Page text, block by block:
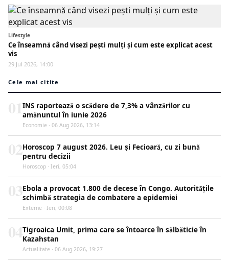
Lifestyle
Ce înseamnă când visezi pești mulți și cum este explicat acest
vis
29 Jul 2026, 14:00
Cele mai citite
INS raportează o scădere de 7,3% a vânzărilor cu
amănuntul în iunie 2026
Economie · 06 Aug 2026, 13:14
Horoscop 7 august 2026. Leu și Fecioară, cu zi bună
pentru decizii
Horoscop · Ieri, 05:04
Ebola a provocat 1.800 de decese în Congo. Autoritățile
schimbă strategia de combatere a epidemiei
Externe · Ieri, 00:08
Tigroaica Umit, prima care se întoarce în sălbăticie în
Kazahstan
Actualitate · 06 Aug 2026, 19:27